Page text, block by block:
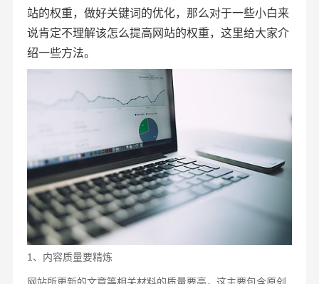
站的权重，做好关键词的优化，那么对于一些小白来
说肯定不理解该怎么提高网站的权重，这里给大家介
绍一些方法。
1、内容质量要精炼